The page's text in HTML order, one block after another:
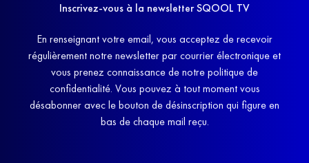
Inscrivez-vous à la newsletter SQOOL TV
En renseignant votre email, vous acceptez de recevoir
régulièrement notre newsletter par courrier électronique et
vous prenez connaissance de notre politique de
confidentialité. Vous pouvez à tout moment vous
désabonner avec le bouton de désinscription qui figure en
bas de chaque mail reçu.